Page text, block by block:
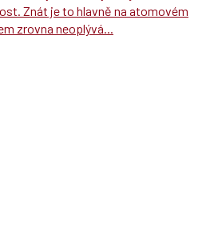
Znát je to hlavně na atomovém
zrovna neoplývá...